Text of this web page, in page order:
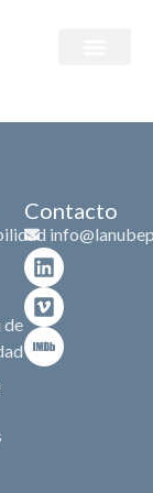
de
Contacto